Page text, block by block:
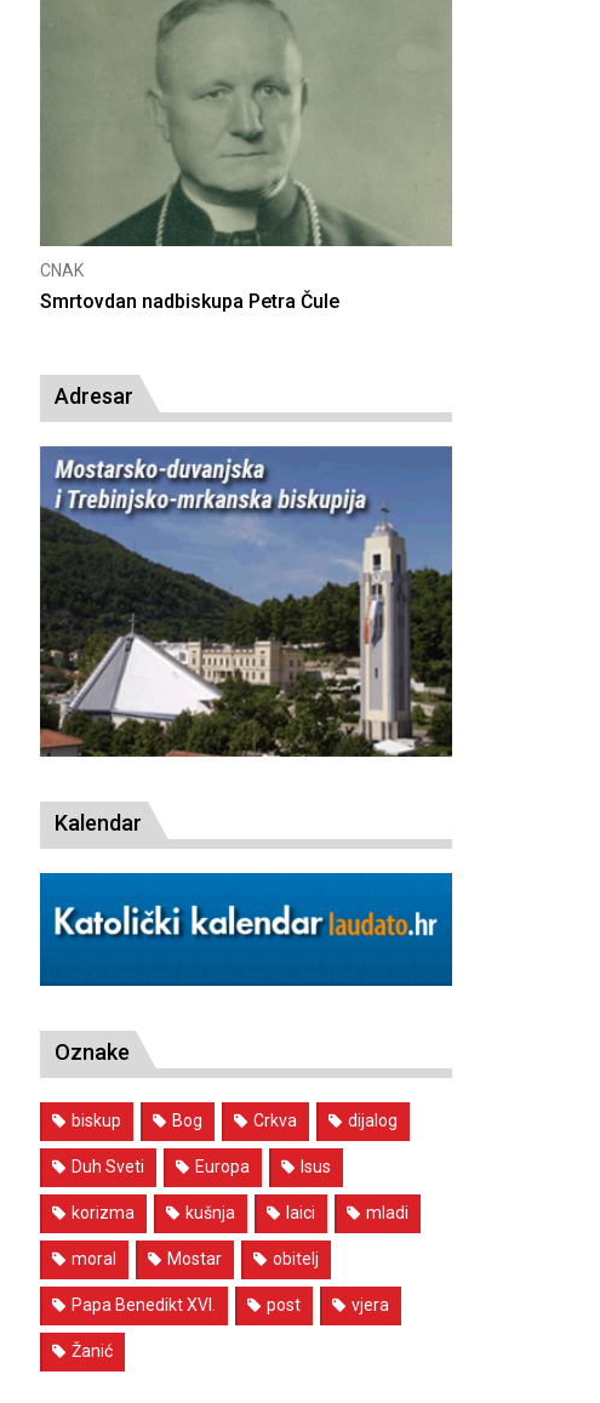
Deseta obljetnica poništenja komunističke
Adresar
Kalendar
Oznake
biskup Bog Crkva dijalog
Duh Sveti Europa Isus
korizma kušnja laici mladi
moral Mostar obitelj
Papa Benedikt XVI. post vjera
Žanić